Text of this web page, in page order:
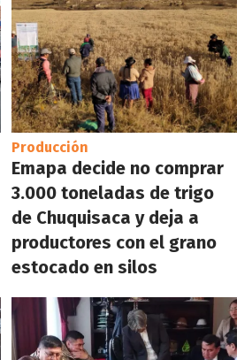
Producción
Emapa decide no comprar
3.000 toneladas de trigo
de Chuquisaca y deja a
productores con el grano
estocado en silos